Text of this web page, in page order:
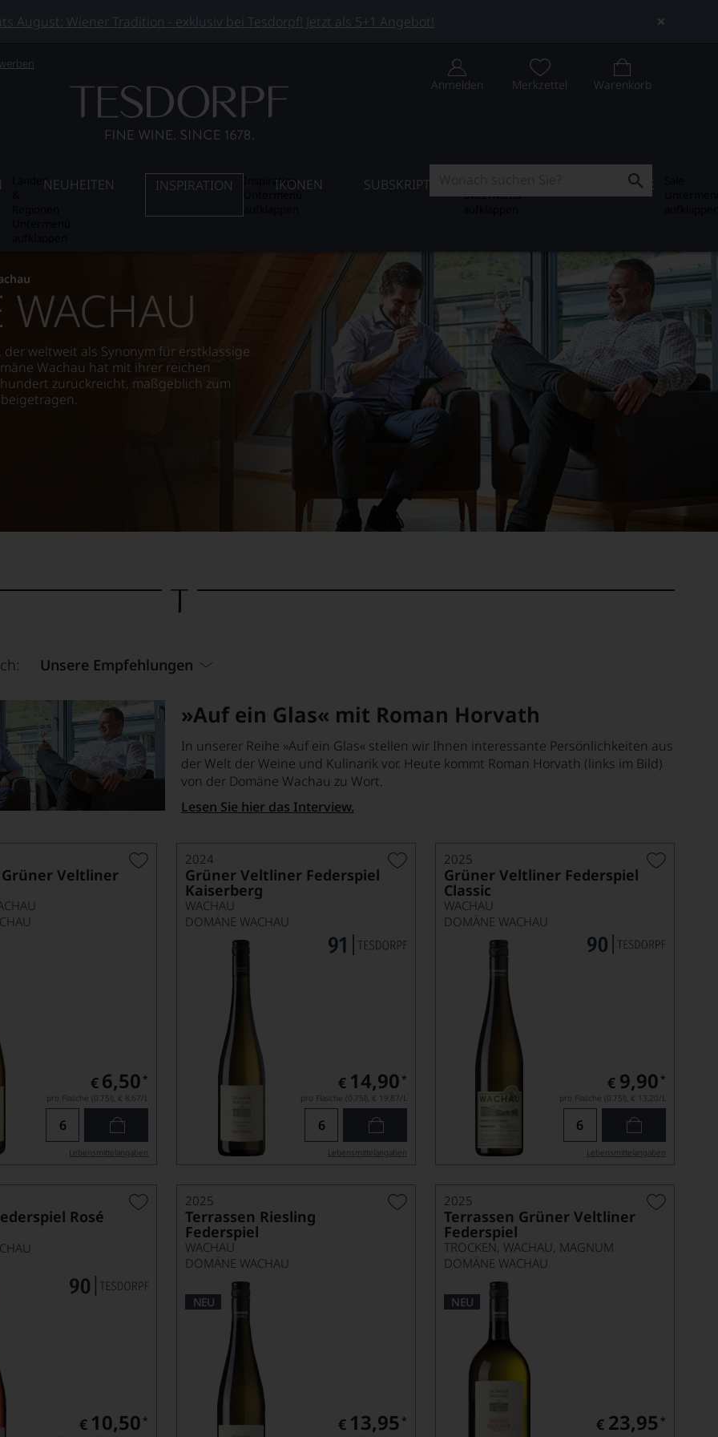
August: Wiener Tradition - exklusiv bei Tesdorpf! Jetzt als 5+1 Angebot!
Anmelden Merkzettel Warenkorb
LänderNEUHEITEN INSPIRATION
InspirationIKONEN SUBSKRIPTION
Untermenü
SALE
weltweit als Synonym für erstklassige
Wachau hat mit ihrer reichen
zurückreicht, maßgeblich zum
Unsere Empfehlungen
»Auf ein Glas« mit Roman Horvath
In unserer Reihe »Auf ein Glas« stellen wir Ihnen interessante Persönlichkeiten aus
der Welt der Weine und Kulinarik vor. Heute kommt Roman Horvath (links im Bild)
von der Domäne Wachau zu Wort.
Lesen Sie hier das Interview.
Veltliner
€ 6,50 *
pro Flasche (0.75l), € 8,67/L
Lebensmittel­angaben
2024
Grüner Veltliner Federspiel
Kaiserberg
WACHAU
DOMÄNE WACHAU
€ 14,90 *
pro Flasche (0.75l), € 19,87/L
Lebensmittel­angaben
2025
Grüner Veltliner Federspiel
Classic
WACHAU
DOMÄNE WACHAU
€ 9,90 *
pro Flasche (0.75l), € 13,20/L
Lebensmittel­angaben
Rosé
€ 10,50 *
2025
Terrassen Riesling
Federspiel
WACHAU
DOMÄNE WACHAU
NEU
€ 13,95 *
2025
Terrassen Grüner Veltliner
Federspiel
TROCKEN, WACHAU, MAGNUM
DOMÄNE WACHAU
NEU
€ 23,95 *